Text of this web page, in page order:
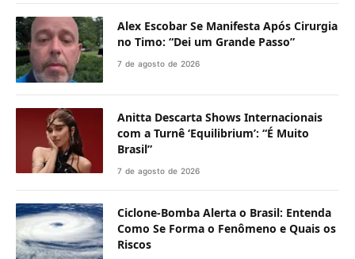
Alex Escobar Se Manifesta Após Cirurgia
no Timo: “Dei um Grande Passo”
7 de agosto de 2026
Anitta Descarta Shows Internacionais
com a Turnê ‘Equilibrium’: “É Muito
Brasil”
7 de agosto de 2026
Ciclone-Bomba Alerta o Brasil: Entenda
Como Se Forma o Fenômeno e Quais os
Riscos